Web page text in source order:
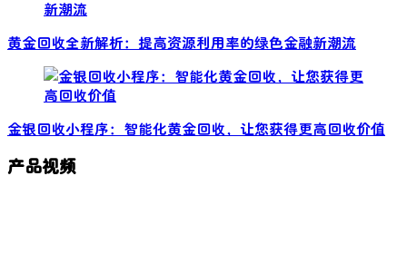
黄金回收全新解析：提高资源利用率的绿色金融新潮流
金银回收小程序：智能化黄金回收，让您获得更高回收价值
产品视频